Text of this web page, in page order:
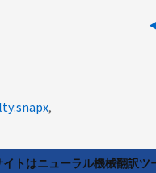
イトはニューラル機械翻訳